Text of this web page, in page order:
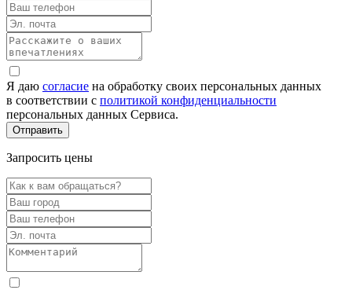
Я даю согласие на обработку своих персональных данных
в соответствии с политикой конфиденциальности
персональных данных Сервиса.
Запросить цены